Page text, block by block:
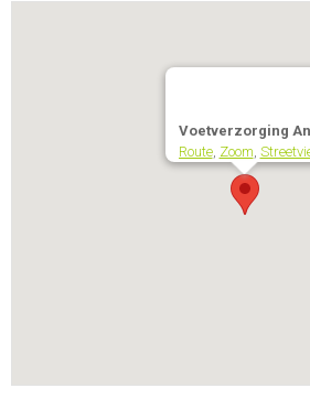
Voetverzorging
Route, Zoom,